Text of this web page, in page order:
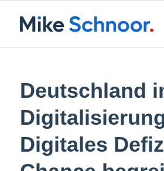
Deutschland
Digitales